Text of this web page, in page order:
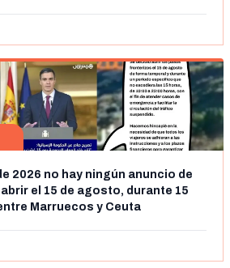
2026 no hay ningún anuncio de
el 15 de agosto, durante 15
Marruecos y Ceuta